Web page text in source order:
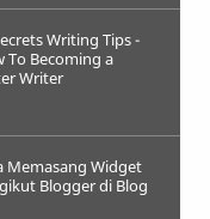
Writing Tips -
To Becoming a
Writer
Memasang Widget
Blogger di Blog